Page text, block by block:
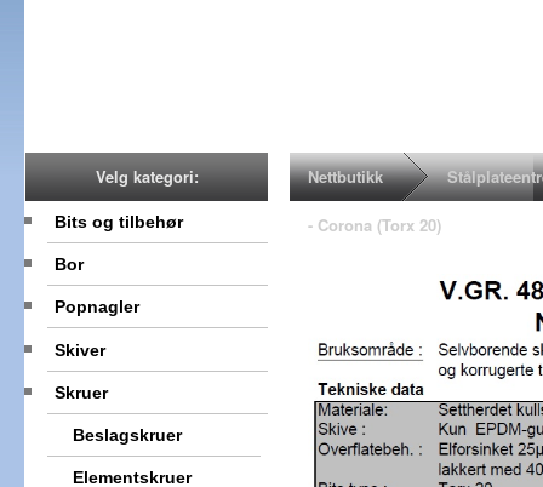
Velg kategori:
Bits og tilbehør
Bor
Popnagler
Skiver
Skruer
Beslagskruer
Elementskruer
Nettbutikk
- Corona (Torx 20)